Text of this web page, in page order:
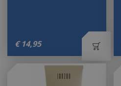
€ 14,95